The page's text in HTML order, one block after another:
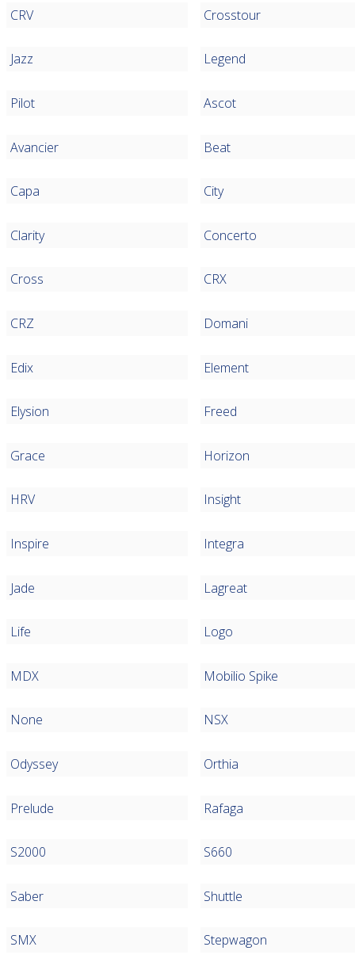
CRV Crosstour
Jazz Legend
Pilot Ascot
Avancier Beat
Capa City
Clarity Concerto
Cross CRX
CRZ Domani
Edix Element
Elysion Freed
Grace Horizon
HRV Insight
Inspire Integra
Jade Lagreat
Life Logo
MDX Mobilio Spike
None NSX
Odyssey Orthia
Prelude Rafaga
S2000 S660
Saber Shuttle
SMX Stepwagon